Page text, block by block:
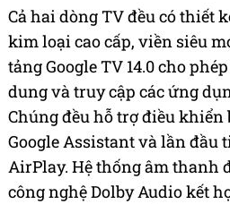
Cả hai dòng TV đều có thiết
kim loại cao cấp, viền siêu
tảng Google TV 14.0 cho
dung và truy cập các ứng
Chúng đều hỗ trợ điều khiển
Google Assistant và lần đầu
AirPlay. Hệ thống âm thanh
công nghệ Dolby Audio kết